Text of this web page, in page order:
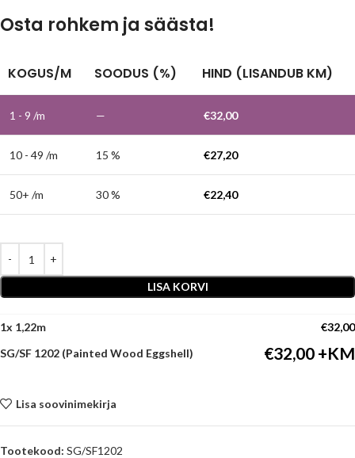
Osta rohkem ja säästa!
KOGUS/M SOODUS (%) HIND (LISANDUB KM)
1 - 9 /m — €32,00
10 - 49 /m 15 % €27,20
50+ /m 30 % €22,40
LISA KORVI
1x €32,00
SG/SF 1202 (Painted Wood Eggshell)
€32,00
Lisa soovinimekirja
Tootekood: SG/SF1202